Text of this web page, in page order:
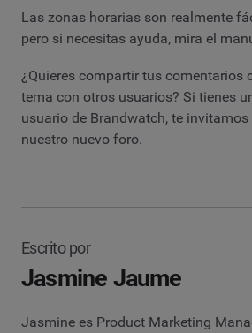
Las zonas horarias son realmente
pero si necesitas ayuda, mira el
¿Quieres compartir tus comentarios
tema con otros usuarios? Si tienes
usuario de Brandwatch, te
nuestro nuevo foro.
Escrito por
Jasmine Jaume
Jasmine es Product Marketing